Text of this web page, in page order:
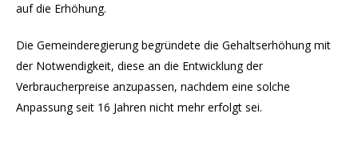
auf die Erhöhung.
Die Gemeinderegierung begründete die Gehaltserhöhung mit
der Notwendigkeit, diese an die Entwicklung der
Verbraucherpreise anzupassen, nachdem eine solche
Anpassung seit 16 Jahren nicht mehr erfolgt sei.